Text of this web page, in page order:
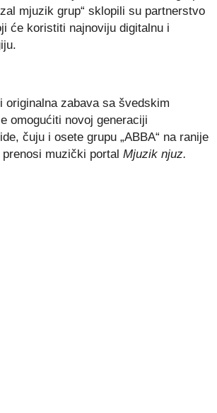
mjuzik grup“ sklopili su partnerstvo
će koristiti najnoviju digitalnu i
originalna zabava sa švedskim
omogućiti novoj generaciji
čuju i osete grupu „ABBA“ na ranije
muzički portal Mjuzik njuz.